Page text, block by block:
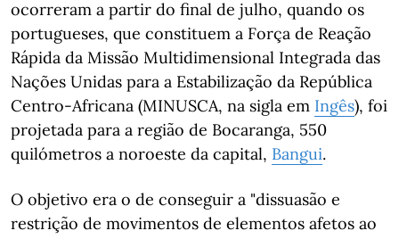
ocorreram a partir do final de julho, quando os
portugueses, que constituem a Força de Reação
Rápida da Missão Multidimensional Integrada das
Nações Unidas para a Estabilização da República
Centro-Africana (MINUSCA, na sigla em Ingês), foi
projetada para a região de Bocaranga, 550
quilómetros a noroeste da capital, Bangui.
O objetivo era o de conseguir a "dissuasão e
restrição de movimentos de elementos afetos ao